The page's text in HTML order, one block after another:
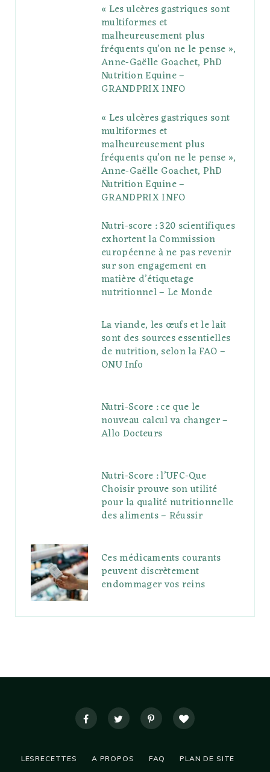
e
P
l
s
g
r
a
m
r
e
s
r
« Les ulcères gastriques sont
multiformes et
malheureusement plus
fréquents qu’on ne le pense »,
Anne-Gaëlle Goachet, PhD
Nutrition Equine –
GRANDPRIX INFO
« Les ulcères gastriques sont
multiformes et
malheureusement plus
fréquents qu’on ne le pense »,
Anne-Gaëlle Goachet, PhD
Nutrition Equine –
GRANDPRIX INFO
Nutri-score : 320 scientifiques
exhortent la Commission
européenne à ne pas revenir
sur son engagement en
matière d’étiquetage
nutritionnel – Le Monde
La viande, les œufs et le lait
sont des sources essentielles
de nutrition, selon la FAO –
ONU Info
Nutri-Score : ce que le
nouveau calcul va changer –
Allo Docteurs
Nutri-Score : l’UFC-Que
Choisir prouve son utilité
pour la qualité nutritionnelle
des aliments – Réussir
Ces médicaments courants
peuvent discrètement
endommager vos reins
LESRECETTES A PROPOS FAQ PLAN DE SITE